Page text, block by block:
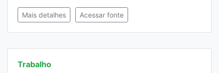
Mais detalhes Acessar fonte
Trabalho